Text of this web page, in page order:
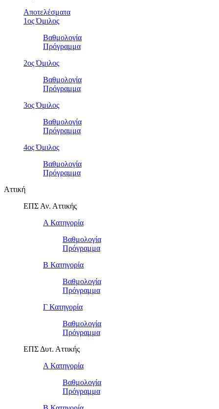
Αποτελέσματα
1ος Όμιλος
Βαθμολογία
Πρόγραμμα
2ος Όμιλος
Βαθμολογία
Πρόγραμμα
3ος Όμιλος
Βαθμολογία
Πρόγραμμα
4ος Όμιλος
Βαθμολογία
Πρόγραμμα
Αττική
ΕΠΣ Αν. Αττικής
Α Κατηγορία
Βαθμολογία
Πρόγραμμα
Β Κατηγορία
Βαθμολογία
Πρόγραμμα
Γ Κατηγορία
Βαθμολογία
Πρόγραμμα
ΕΠΣ Δυτ. Αττικής
Α Κατηγορία
Βαθμολογία
Πρόγραμμα